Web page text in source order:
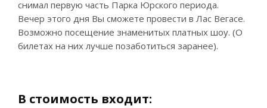
снимал первую часть Парка Юрского периода.
Вечер этого дня Вы сможете провести в Лас Вегасе.
Возможно посещение знаменитых платных шоу. (О
билетах на них лучше позаботиться заранее).
В стоимость входит: